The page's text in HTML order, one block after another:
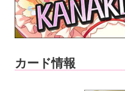
カード情報